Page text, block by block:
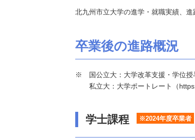
北九州市立大学の進学・就職実績、
卒業後の進路概況
国公立大：大学改革支援・学位
私立大：大学ポートレート（
学士課程 ※2024年度卒業者